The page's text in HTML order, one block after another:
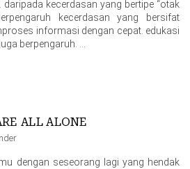
kecerdasan yang bertipe “otak
kecerdasan yang bersifat
informasi dengan cepat. edukasi
berpengaruh. …
ALL ALONE
dengan seseorang lagi yang hendak